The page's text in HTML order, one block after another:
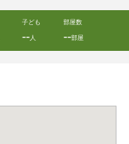
子ども
--人
部屋数
--部屋